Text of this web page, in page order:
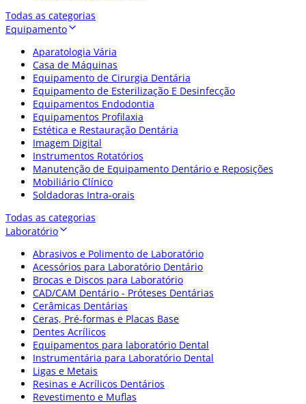
Todas as categorias
Equipamento
Aparatologia Vária
Casa de Máquinas
Equipamento de Cirurgia Dentária
Equipamento de Esterilização E Desinfecção
Equipamentos Endodontia
Equipamentos Profilaxia
Estética e Restauração Dentária
Imagem Digital
Instrumentos Rotatórios
Manutenção de Equipamento Dentário e Reposições
Mobiliário Clínico
Soldadoras Intra-orais
Todas as categorias
Laboratório
Abrasivos e Polimento de Laboratório
Acessórios para Laboratório Dentário
Brocas e Discos para Laboratório
CAD/CAM Dentário - Próteses Dentárias
Cerâmicas Dentárias
Ceras, Pré-formas e Placas Base
Dentes Acrílicos
Equipamentos para laboratório Dental
Instrumentária para Laboratório Dental
Ligas e Metais
Resinas e Acrílicos Dentários
Revestimento e Muflas